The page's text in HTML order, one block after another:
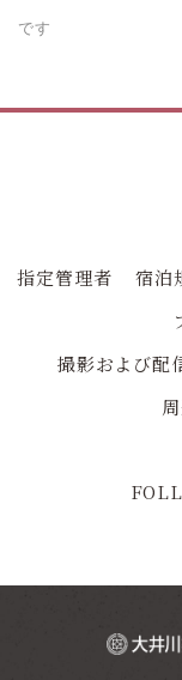
です
指定管理者 宿泊
撮影および配